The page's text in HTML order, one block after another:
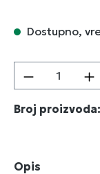
Dostupno,
Količina
Broj proizvoda:
Opis